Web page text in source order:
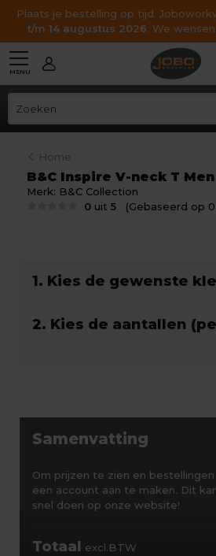
Plaats je bestelling op tijd.
t/m 14 augustus 2026. We
MENU
Home
B&C Inspire V-neck T Men
Merk: B&C Collection
0 uit5 (Gebaseerd op
1. Kies de gewenste
2. Kies de aantallen
Samenvatting
Om prijzen te zien en
een account aan te maken. Dit
snel doen op onze website!
Totaal excl.BTW